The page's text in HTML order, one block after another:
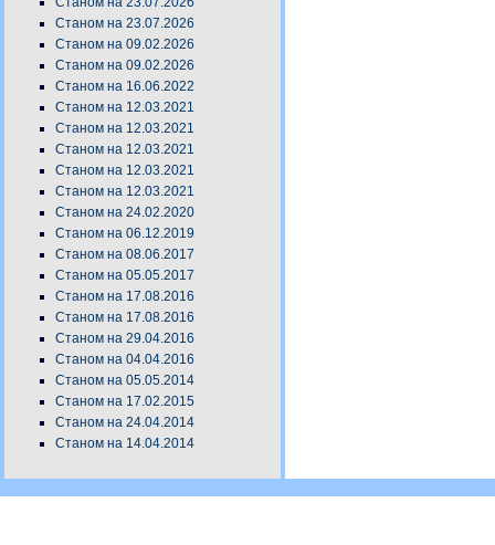
Станом на 23.07.2026
Станом на 09.02.2026
Станом на 09.02.2026
Станом на 16.06.2022
Станом на 12.03.2021
Станом на 12.03.2021
Станом на 12.03.2021
Станом на 12.03.2021
Станом на 12.03.2021
Станом на 24.02.2020
Станом на 06.12.2019
Станом на 08.06.2017
Станом на 05.05.2017
Станом на 17.08.2016
Станом на 17.08.2016
Станом на 29.04.2016
Станом на 04.04.2016
Станом на 05.05.2014
Станом на 17.02.2015
Станом на 24.04.2014
Станом на 14.04.2014